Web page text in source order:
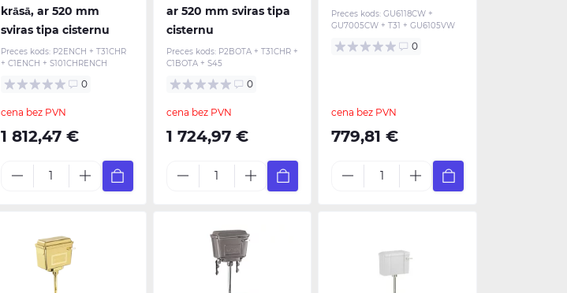
krāsā, ar 520 mm
sviras tipa cisternu
Preces kods: P2ENCH + T31CHR
+ C1ENCH + S101CHRENCH
0
cena bez PVN
1 812,47 €
ar 520 mm sviras tipa
cisternu
Preces kods: P2BOTA + T31CHR +
C1BOTA + S45
0
cena bez PVN
1 724,97 €
Preces kods:GU6118CW +
GU7005CW + T31 + GU6105VW
0
cena bez PVN
779,81 €